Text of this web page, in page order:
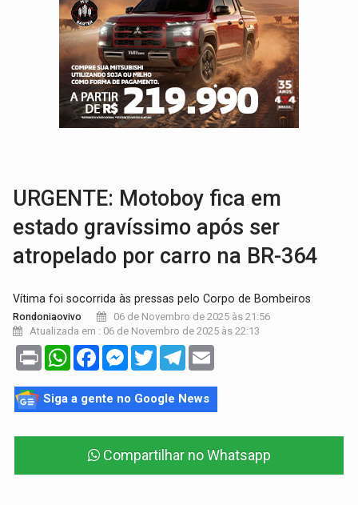
GIGANTE DA AMÉRICA:Brasil reúne dimensão continental e posição
INDEPENDÊNCIA:10 dicas importantes para quem quer
VARCENA:Cientistas descobrem nova espécie de rã em florestas
BARGANHA:Vai comprar celular usado? Veja como consultar o
URGENTE: Motoboy fica em
estado gravíssimo após ser
atropelado por carro na BR-364
Vítima foi socorrida às pressas pelo Corpo de Bombeiros
Rondoniaovivo
06 de Novembro de 2025 às 21:56
Atualizada em : 06 de Novembro de 2025 às 22:13
Print WhatsAppFacebookMessenger
TwitterTelegram
Siga a gente no Google News
Compartilhar no Whatsapp